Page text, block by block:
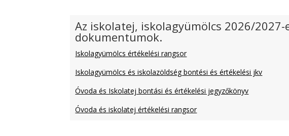
Az iskolatej, iskolagyümölcs 2026/
dokumentumok.
Iskolagyümölcs értékelési rangsor
Iskolagyümölcs és iskolazöldség bontési és értékelési jkv
Óvoda és Iskolatej bontási és értékelési jegyzőkönyv
Óvoda és iskolatej értékelési rangsor